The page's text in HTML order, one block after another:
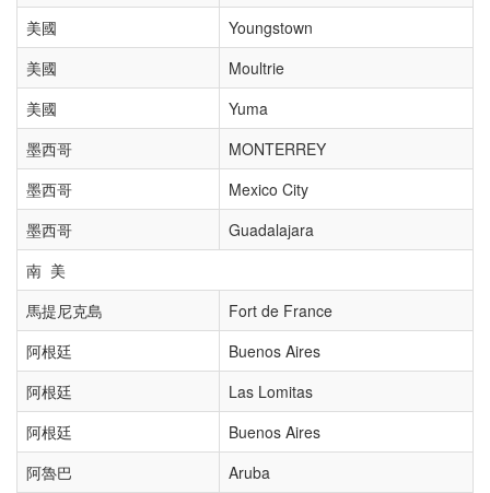
美國
Youngstown
美國
Moultrie
美國
Yuma
墨西哥
MONTERREY
墨西哥
Mexico City
墨西哥
Guadalajara
南 美
馬提尼克島
Fort de France
阿根廷
Buenos Aires
阿根廷
Las Lomitas
阿根廷
Buenos Aires
阿魯巴
Aruba